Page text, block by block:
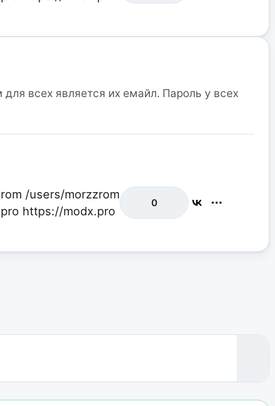
всех является их емайл. Пароль у всех
/users/morzzrom
https://modx.pro
0